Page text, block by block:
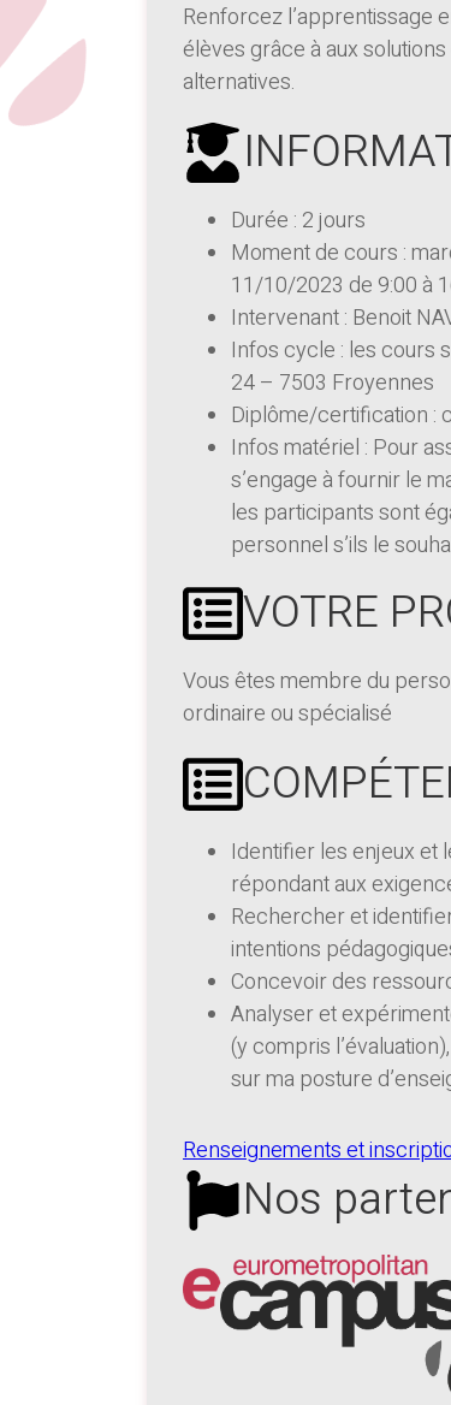
Renforcez l’apprentissage
élèves grâce à aux
alternatives.
Durée : 2 jours
Moment de cours :
11/10/2023 de 9:00 à
Intervenant : Benoit
Infos cycle : les cours
24 – 7503 Froyennes
Diplôme/certification :
Infos matériel : Pour
s’engage à fournir le
les participants sont
personnel s’ils le
VOTRE
Vous êtes membre du
ordinaire ou spécialisé
Identifier les enjeux et
répondant aux
Rechercher et
intentions
Concevoir des
Analyser et
(y compris
sur ma posture
Renseignements et
Nos